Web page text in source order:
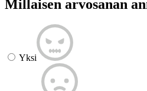
Millaisen arvosanan
Yksi